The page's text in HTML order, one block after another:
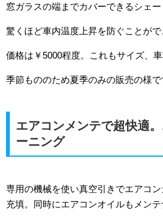
窓ガラスの端までカバーできるシェー
驚くほど車内温度上昇を防ぐことがで
価格は￥5000程度。これもサイズ、
季節もののため夏季のみの販売の様で
エアコンメンテで超快適
ーニング
専用の機械を使い真空引きでエアコ
充填。同時にエアコンオイルもメンテ